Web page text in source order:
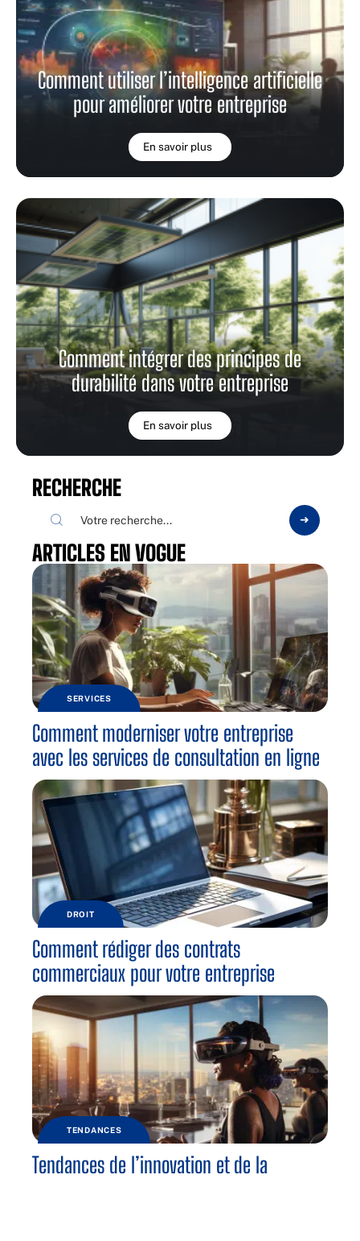
Comment utiliser l’intelligence artificielle
pour améliorer votre entreprise
En savoir plus
Comment intégrer des principes de
durabilité dans votre entreprise
En savoir plus
RECHERCHE
ARTICLES EN VOGUE
SERVICES
Comment moderniser votre entreprise
avec les services de consultation en ligne
DROIT
Comment rédiger des contrats
commerciaux pour votre entreprise
TENDANCES
Tendances de l’innovation et de la